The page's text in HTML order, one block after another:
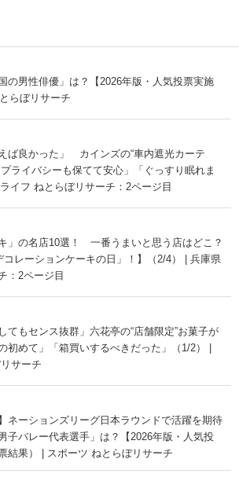
の男性俳優」は？【2026年版・人気投票実施
らぼリサーチ
ば良かった」 カインズの“車内遮光カーテ
ライバシーも保てて安心」「ぐっすり眠れま
イフ ねとらぼリサーチ：2ページ目
」の名店10選！ 一番うまいと思う店はどこ？
コレーションケーキの日」！】（2/4） | 兵庫県
：2ページ目
てもセンス抜群」六花亭の“店舗限定”お菓子が
めて」「箱買いするべきだった」（1/2） |
サーチ
ネーションズリーグ日本ラウンドで活躍を期待
子バレー代表選手」は？【2026年版・人気投
結果） | スポーツ ねとらぼリサーチ